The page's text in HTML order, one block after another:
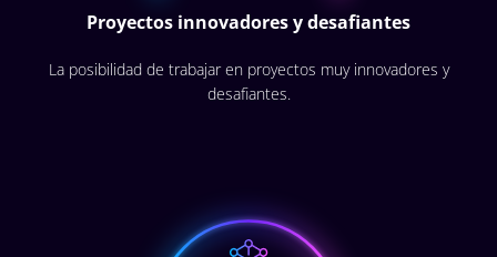
Proyectos innovadores y desafiantes
La posibilidad de trabajar en proyectos muy innovadores y
desafiantes.